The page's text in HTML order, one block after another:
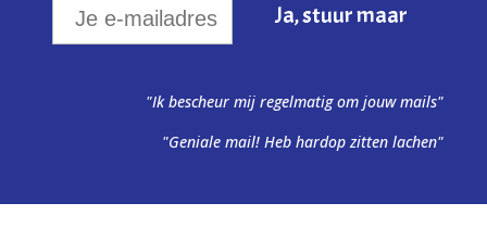
"Ik bescheur mij regelmatig om jouw mails"
"Geniale mail! Heb hardop zitten lachen"